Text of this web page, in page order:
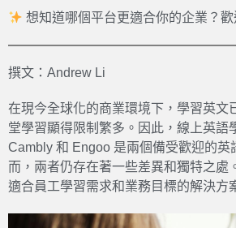
想知道哪個平台更適合你的企業？
撰文：Andrew Li
在現今全球化的商業環境下，學習英文
堂學習顯得限制繁多。因此，線上英語
Cambly 和 Engoo 是兩個備受歡迎的
而，兩者仍存在著一些差異和獨特之
適合員工學習需求和業務目標的解決方